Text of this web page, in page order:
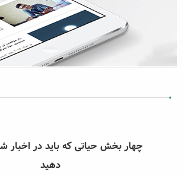
چهار بخش حیاتی که باید در اخبار
دهید